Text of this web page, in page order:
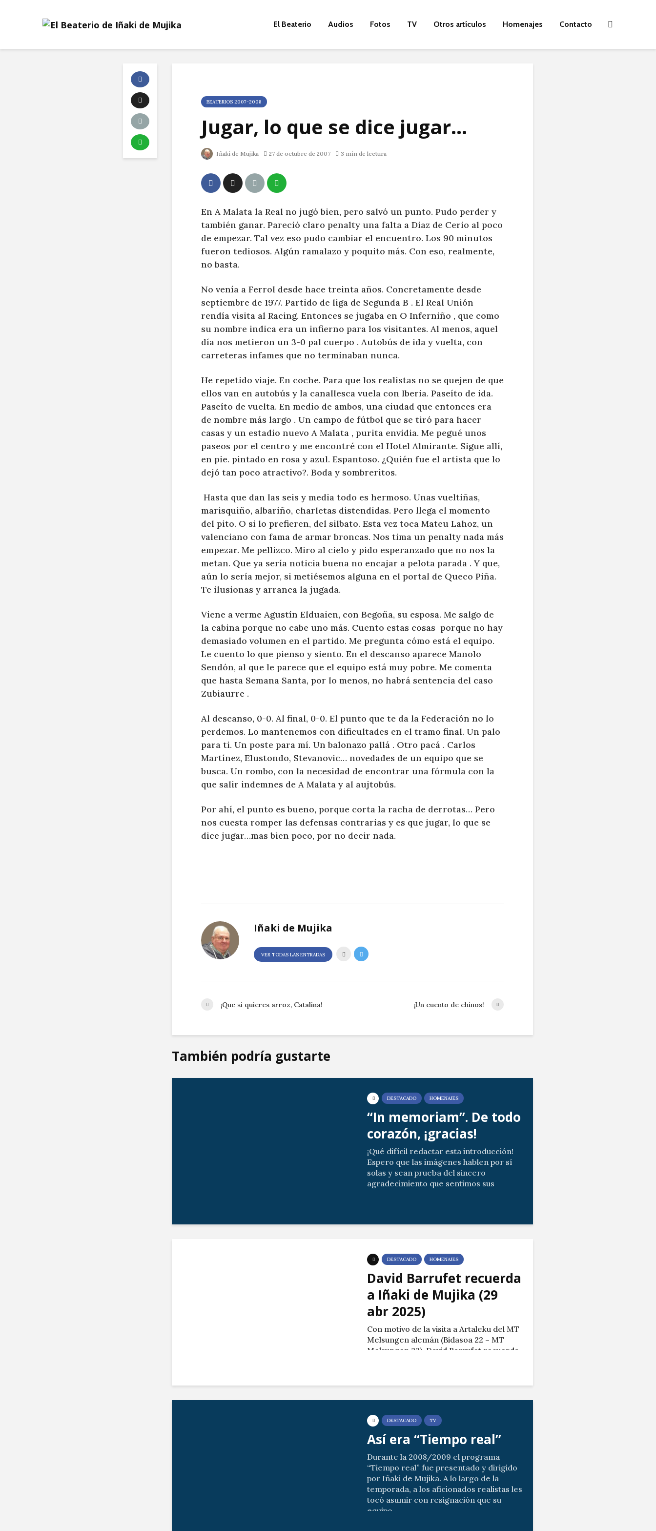
El Beaterio Audios Fotos TV Otros artículos Homenajes Contacto
BEATERIOS 2007-2008
Jugar, lo que se dice jugar…
Iñaki de Mujika 27 de octubre de 2007 3 min de lectura
En A Malata la Real no jugó bien, pero salvó un punto. Pudo perder y
también ganar. Pareció claro penalty una falta a Diaz de Cerio al poco
de empezar. Tal vez eso pudo cambiar el encuentro. Los 90 minutos
fueron tediosos. Algún ramalazo y poquito más. Con eso, realmente,
no basta.
No venía a Ferrol desde hace treinta años. Concretamente desde
septiembre de 1977. Partido de liga de Segunda B . El Real Unión
rendía visita al Racing. Entonces se jugaba en O Inferniño , que como
su nombre indica era un infierno para los visitantes. Al menos, aquel
día nos metieron un 3-0 pal cuerpo . Autobús de ida y vuelta, con
carreteras infames que no terminaban nunca.
He repetido viaje. En coche. Para que los realistas no se quejen de que
ellos van en autobús y la canallesca vuela con Iberia. Paseíto de ida.
Paseíto de vuelta. En medio de ambos, una ciudad que entonces era
de nombre más largo . Un campo de fútbol que se tiró para hacer
casas y un estadio nuevo A Malata , purita envidia. Me pegué unos
paseos por el centro y me encontré con el Hotel Almirante. Sigue allí,
en pie. pintado en rosa y azul. Espantoso. ¿Quién fue el artista que lo
dejó tan poco atractivo?. Boda y sombreritos.
Hasta que dan las seis y media todo es hermoso. Unas vueltiñas,
marisquiño, albariño, charletas distendidas. Pero llega el momento
del pito. O si lo prefieren, del silbato. Esta vez toca Mateu Lahoz, un
valenciano con fama de armar broncas. Nos tima un penalty nada más
empezar. Me pellizco. Miro al cielo y pido esperanzado que no nos la
metan. Que ya sería noticia buena no encajar a pelota parada . Y que,
aún lo sería mejor, si metiésemos alguna en el portal de Queco Piña.
Te ilusionas y arranca la jugada.
Viene a verme Agustín Elduaien, con Begoña, su esposa. Me salgo de
la cabina porque no cabe uno más. Cuento estas cosas porque no hay
demasiado volumen en el partido. Me pregunta cómo está el equipo.
Le cuento lo que pienso y siento. En el descanso aparece Manolo
Sendón, al que le parece que el equipo está muy pobre. Me comenta
que hasta Semana Santa, por lo menos, no habrá sentencia del caso
Zubiaurre .
Al descanso, 0-0. Al final, 0-0. El punto que te da la Federación no lo
perdemos. Lo mantenemos con dificultades en el tramo final. Un palo
para ti. Un poste para mí. Un balonazo pallá . Otro pacá . Carlos
Martínez, Elustondo, Stevanovic… novedades de un equipo que se
busca. Un rombo, con la necesidad de encontrar una fórmula con la
que salir indemnes de A Malata y al aujtobús.
Por ahí, el punto es bueno, porque corta la racha de derrotas… Pero
nos cuesta romper las defensas contrarias y es que jugar, lo que se
dice jugar…mas bien poco, por no decir nada.
Iñaki de Mujika
VER TODAS LAS ENTRADAS
¡Que si quieres arroz, Catalina! ¡Un cuento de chinos!
También podría gustarte
DESTACADO HOMENAJES
“In memoriam”. De todo
corazón, ¡gracias!
¡Qué difícil redactar esta introducción!
Espero que las imágenes hablen por sí
solas y sean prueba del sincero
agradecimiento que sentimos sus
DESTACADO HOMENAJES
David Barrufet recuerda
a Iñaki de Mujika (29
abr 2025)
Con motivo de la visita a Artaleku del MT
Melsungen alemán (Bidasoa 22 – MT
Melsungen 32), David Barrufet recuerda
DESTACADO TV
Así era “Tiempo real”
Durante la 2008/2009 el programa
“Tiempo real” fue presentado y dirigido
por Iñaki de Mujika. A lo largo de la
temporada, a los aficionados realistas les
tocó asumir con resignación que su
equipo...